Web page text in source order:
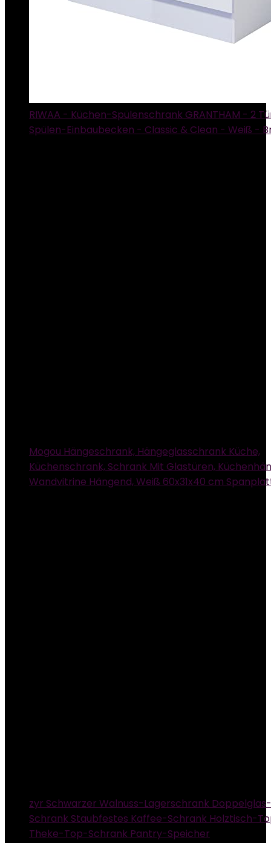
RIWAA - Küchen-Spülenschrank GRANTHAM - 2
Spülen-Einbaubecken - Classic & Clean - Weiß -
Mogou Hängeschrank, Hängeglasschrank Küche,
Küchenschrank, Schrank Mit Glastüren,
Wandvitrine Hängend, Weiß 60x31x40 cm
zyr Schwarzer Walnuss-Lagerschrank
Schrank Staubfestes Kaffee-Schrank Holztisch-
Theke-Top-Schrank Pantry-Speicher